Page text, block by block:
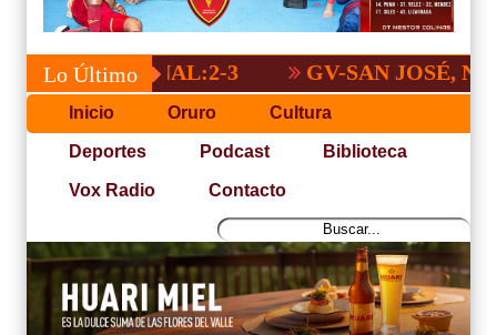
Lo Último
NACIONAL:2-3 GV-SAN JOSÉ, NO
Inicio Oruro Cultura
Deportes Podcast Biblioteca
Vox Radio Contacto